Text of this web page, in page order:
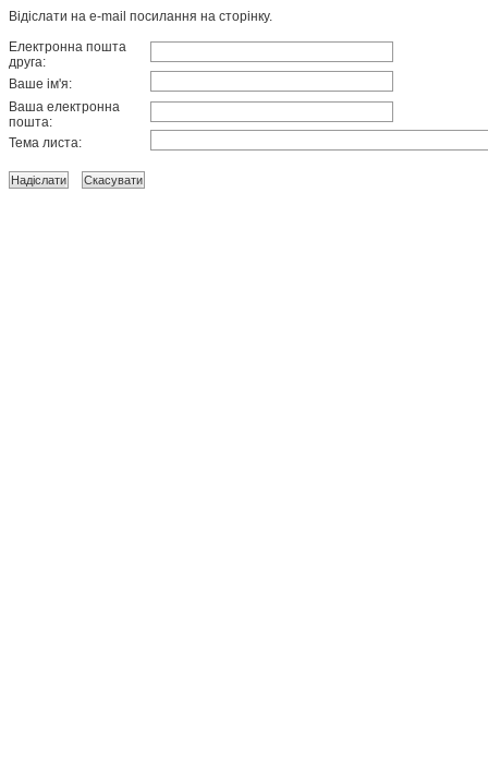
Відіслати на e-mail посилання на сторінку.
Електронна пошта
друга:
Ваше ім'я:
Ваша електронна
пошта:
Тема листа: